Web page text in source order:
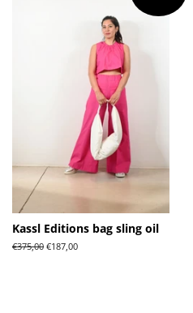
Kassl Editions bag sling oil
Normale
€375,00 Aanbiedingsprijs
€187,00